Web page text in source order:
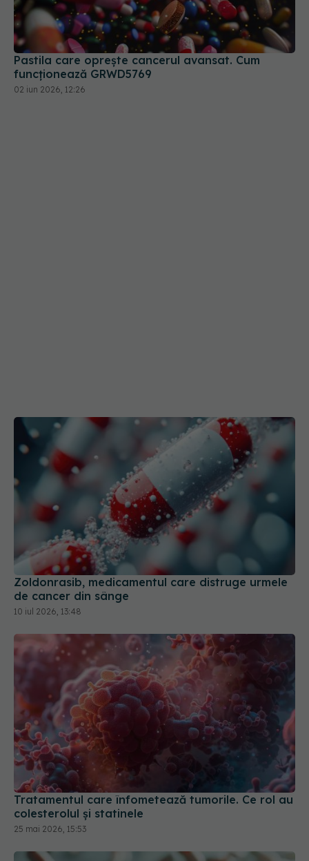
Pastila care oprește cancerul avansat. Cum
funcționează GRWD5769
02 iun 2026, 12:26
Zoldonrasib, medicamentul care distruge urmele
de cancer din sânge
10 iul 2026, 13:48
Tratamentul care înfometează tumorile. Ce rol au
colesterolul și statinele
25 mai 2026, 15:53